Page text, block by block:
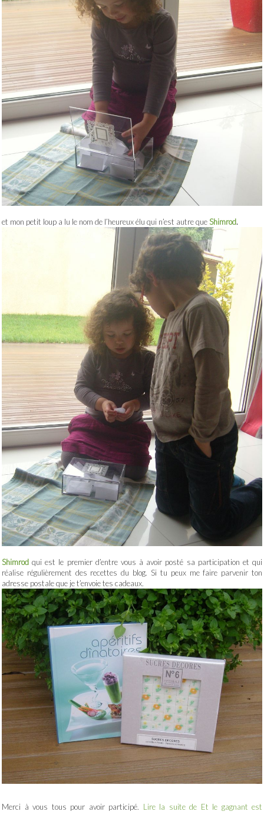
et mon petit loup a lu le nom de l’heureux élu qui n’est autre queShimrod.
Shimrod qui est le premier d’entre vous à avoir posté sa participation et qui
réalise régulièrement des recettes du blog. Si tu peux me faire parvenir ton
adresse postale que je t’envoie tes cadeaux.
Merci à vous tous pour avoir participé. Lire la suite de Et le gagnant est